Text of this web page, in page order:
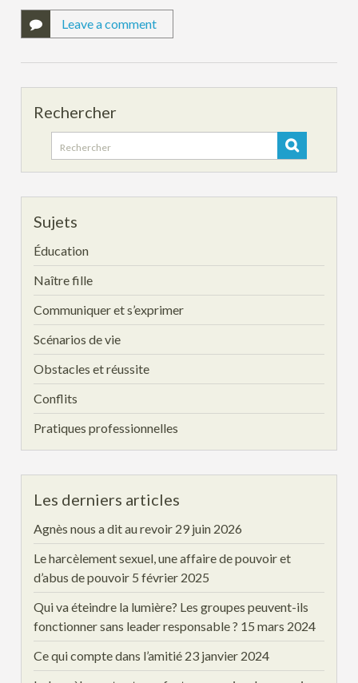
Leave a comment
Rechercher
Search
for:
Sujets
Éducation
Naître fille
Communiquer et s’exprimer
Scénarios de vie
Obstacles et réussite
Conflits
Pratiques professionnelles
Les derniers articles
Agnès nous a dit au revoir 29 juin 2026
Le harcèlement sexuel, une affaire de pouvoir et
d’abus de pouvoir 5 février 2025
Qui va éteindre la lumière? Les groupes peuvent-ils
fonctionner sans leader responsable ? 15 mars 2024
Ce qui compte dans l’amitié 23 janvier 2024